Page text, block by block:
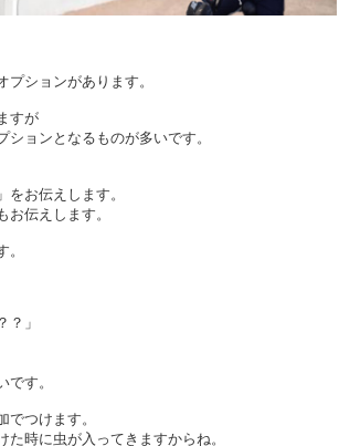
プションがあります。
すが
ョンとなるものが多いです。
をお伝えします。
お伝えします。
？」
す。
でつけます。
時に虫が入ってきますからね。